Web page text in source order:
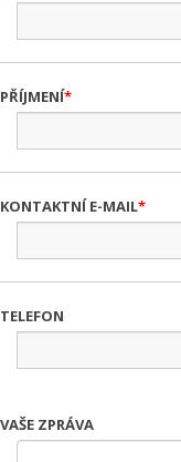
PŘÍJMENÍ
KONTAKTNÍ E-MAIL
TELEFON
VAŠE ZPRÁVA